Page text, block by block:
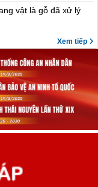
vật là gỗ đã xử lý
Xem tiếp